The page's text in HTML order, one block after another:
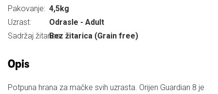
Pakovanje: 4,5kg
Uzrast:
Odrasle - Adult
Sadržaj žitarica:Bez žitarica (Grain free)
Opis
Potpuna hrana za mačke svih uzrasta. Orijen Guardian 8 je